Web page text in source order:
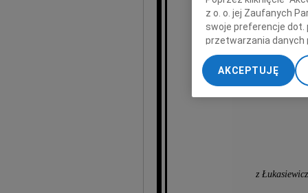
wyrazy
z
z o. o. jej Zaufanych
swoje preferencje dot.
przetwarzania danych
„Ustawienia
My, nasi Zaufani
dokładnych danych
Przechowywanie
AKCEPTUJĘ